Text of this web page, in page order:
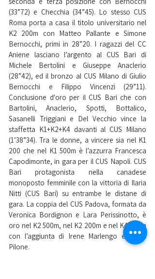
(33”72) e Checchia (34”45). Lo stesso CUS
Roma porta a casa il titolo universitario nel
K2 200m con Matteo Pallante e Simone
Bernocchi, primi in 28”20. I ragazzi del CC
Aniene lasciano l’argento al CUS Bari di
Michele Bertolini e Giuseppe Anaclerio
(28”42), ed il bronzo al CUS Milano di Giulio
Bernocchi e Filippo Vincenzi (29”11).
Conclusione d'oro per il CUS Bari che con
Bartolini, Anaclerio, Spotti, Bottalico,
Sasanelli Triggiani e Del Vecchio vince la
staffetta K1+K2+K4 davanti al CUS Milano
(1’38”34). Tra le donne, a vincere sia nel K1
200 che nel K1 500m è l’azzurra Francesca
Capodimonte, in gara per il CUS Napoli. CUS
Bari protagonista nella canadese
monoposto femminile con la vittoria di Ilaria
Nitti (CUS Bari) su entrambe le distane di
gara. La coppia del CUS Padova, formata da
Veronica Bordignon e Lara Perissinotto, è
oro nel K2 500m, nel K2 200m e nel K4 500m
con l’aggiunta di Irene Marlengo e Elena
Pilone.